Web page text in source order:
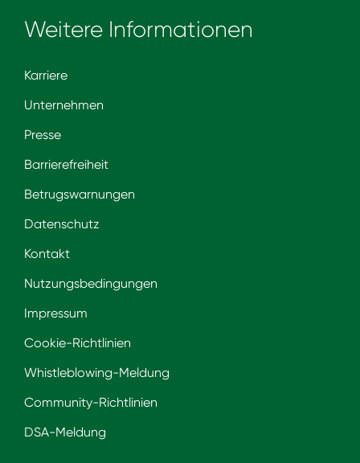
Weitere Informationen
Karriere
Unternehmen
Presse
Barrierefreiheit
Betrugswarnungen
Datenschutz
Kontakt
Nutzungsbedingungen
Impressum
Cookie-Richtlinien
Whistleblowing-Meldung
Community-Richtlinien
DSA-Meldung